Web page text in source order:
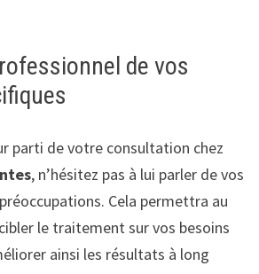
de vos
parti de votre consultation chez
, n’hésitez pas à lui parler de vos
Cela permettra au
le traitement sur vos besoins
ainsi les résultats à long